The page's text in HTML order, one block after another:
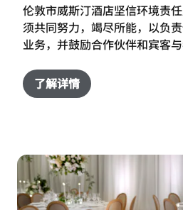
伦敦市威斯汀酒店坚信环境责
须共同努力，竭尽所能，以负
业务，并鼓励合作伙伴和宾客与
了解详情